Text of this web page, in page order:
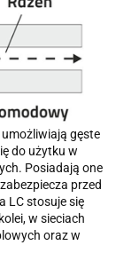
umożliwiają gęste
do użytku w
Posiadają one
przed
LC stosuje się
w sieciach
oraz w